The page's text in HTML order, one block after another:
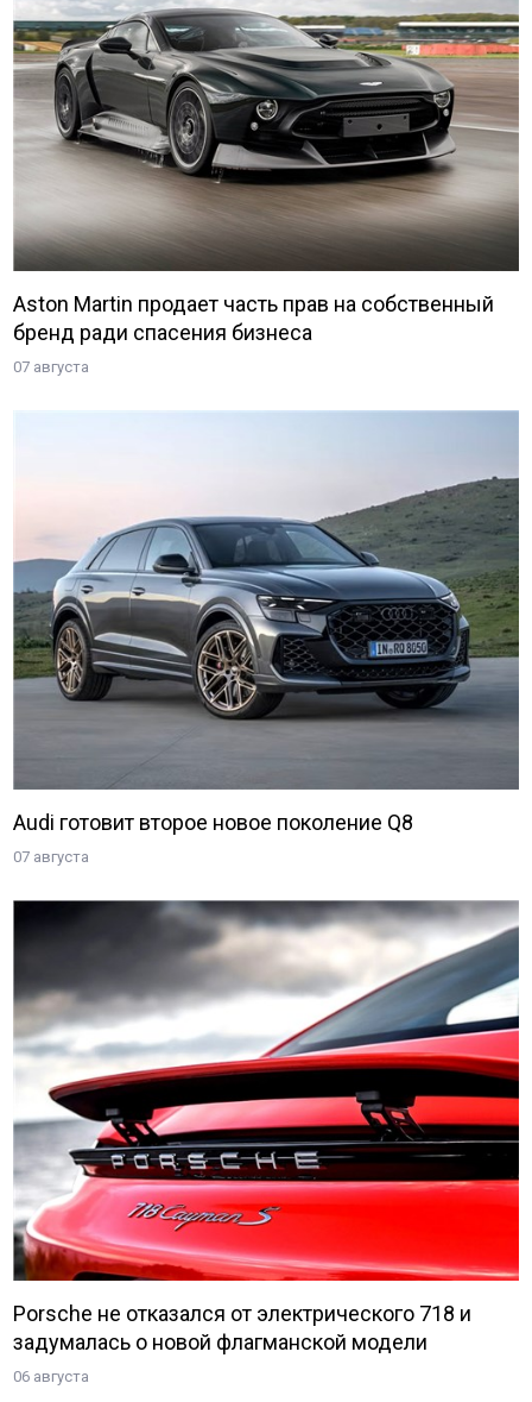
Aston Martin продает часть прав на собственный
бренд ради спасения бизнеса
07 августа
Audi готовит второе новое поколение Q8
07 августа
Porsche не отказался от электрического 718 и
задумалась о новой флагманской модели
06 августа